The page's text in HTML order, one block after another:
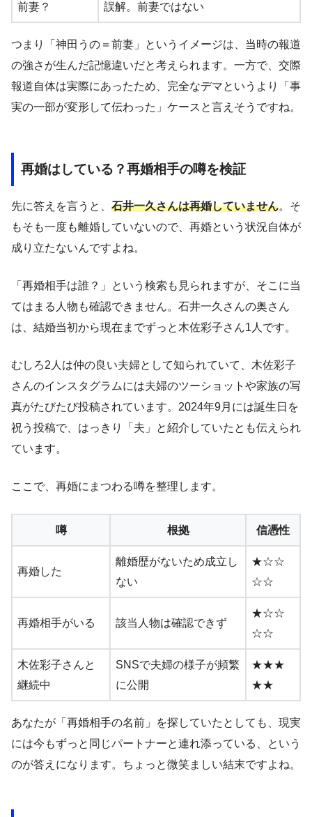
前妻？ 誤解。前妻ではない
つまり「神田うの＝前妻」というイメージは、当時の報道
の強さが生んだ記憶違いだと考えられます。一方で、交際
報道自体は実際にあったため、完全なデマというより「事
実の一部が変形して伝わった」ケースと言えそうですね。
再婚はしている？再婚相手の噂を検証
先に答えを言うと、 石井一久さんは再婚していません。そ
もそも一度も離婚していないので、再婚という状況自体が
成り立たないんですよね。
「再婚相手は誰？」という検索も見られますが、そこに当
てはまる人物も確認できません。石井一久さんの奥さん
は、結婚当初から現在までずっと木佐彩子さん1人です。
むしろ2人は仲の良い夫婦として知られていて、木佐彩子
さんのインスタグラムには夫婦のツーショットや家族の写
真がたびたび投稿されています。2024年9月には誕生日を
祝う投稿で、はっきり「夫」と紹介していたとも伝えられ
ています。
ここで、再婚にまつわる噂を整理します。
噂 根拠 信憑性
再婚した
離婚歴がないため成立し
ない
★☆☆
☆☆
再婚相手がいる 該当人物は確認できず
★☆☆
☆☆
木佐彩子さんと
継続中
SNSで夫婦の様子が頻繁
に公開
★★★
★★
あなたが「再婚相手の名前」を探していたとしても、現実
には今もずっと同じパートナーと連れ添っている、という
のが答えになります。ちょっと微笑ましい結末ですよね。